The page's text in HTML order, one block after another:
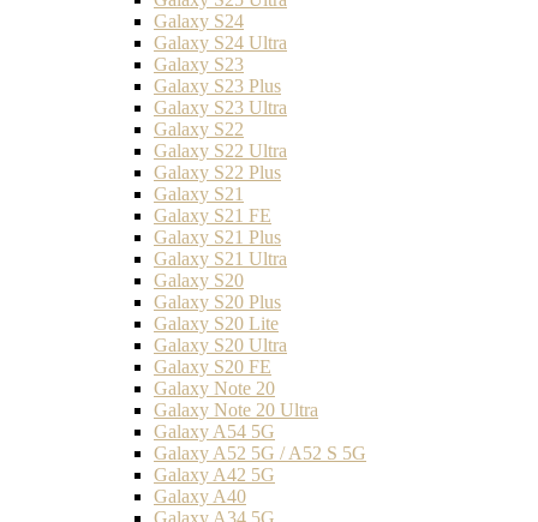
Galaxy S24
Galaxy S24 Ultra
Galaxy S23
Galaxy S23 Plus
Galaxy S23 Ultra
Galaxy S22
Galaxy S22 Ultra
Galaxy S22 Plus
Galaxy S21
Galaxy S21 FE
Galaxy S21 Plus
Galaxy S21 Ultra
Galaxy S20
Galaxy S20 Plus
Galaxy S20 Lite
Galaxy S20 Ultra
Galaxy S20 FE
Galaxy Note 20
Galaxy Note 20 Ultra
Galaxy A54 5G
Galaxy A52 5G / A52 S 5G
Galaxy A42 5G
Galaxy A40
Galaxy A34 5G